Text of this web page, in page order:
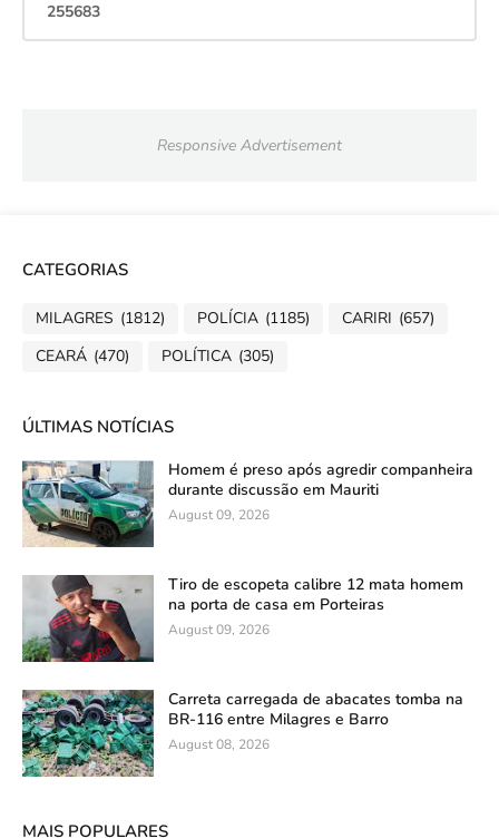
255683
Responsive Advertisement
CATEGORIAS
MILAGRES (1812) POLÍCIA (1185) CARIRI (657)
CEARÁ (470) POLÍTICA (305)
ÚLTIMAS NOTÍCIAS
Homem é preso após agredir companheira
durante discussão em Mauriti
August 09, 2026
Tiro de escopeta calibre 12 mata homem
na porta de casa em Porteiras
August 09, 2026
Carreta carregada de abacates tomba na
BR-116 entre Milagres e Barro
August 08, 2026
MAIS POPULARES